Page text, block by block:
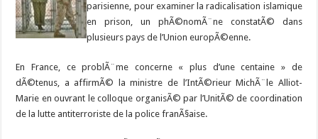
parisienne, pour examiner la radicalisation islamique
en prison, un phÃ©nomÃ¨ne constatÃ© dans
plusieurs pays de l’Union europÃ©enne.
En France, ce problÃ¨me concerne « plus d’une centaine » de
dÃ©tenus, a affirmÃ© la ministre de l’IntÃ©rieur MichÃ¨le Alliot-
Marie en ouvrant le colloque organisÃ© par l’UnitÃ© de coordination
de la lutte antiterroriste de la police franÃ§aise.